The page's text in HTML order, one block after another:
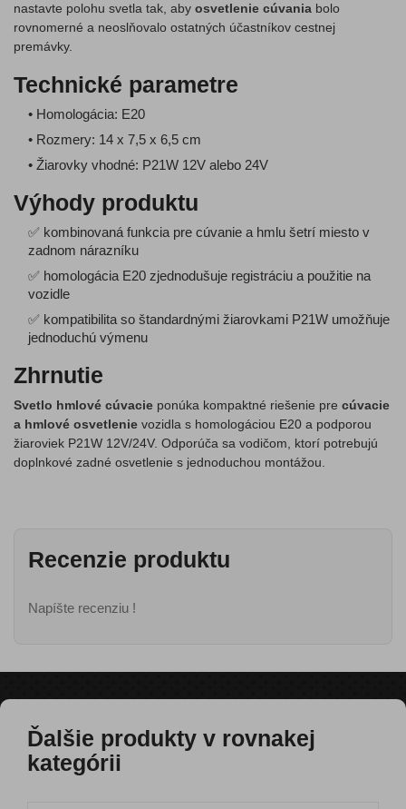
nastavte polohu svetla tak, aby osvetlenie cúvania bolo
rovnomerné a neoslňovalo ostatných účastníkov cestnej
premávky.
Technické parametre
• Homologácia: E20
• Rozmery: 14 x 7,5 x 6,5 cm
• Žiarovky vhodné: P21W 12V alebo 24V
Výhody produktu
✅ kombinovaná funkcia pre cúvanie a hmlu šetrí miesto v
zadnom nárazníku
✅ homologácia E20 zjednodušuje registráciu a použitie na
vozidle
✅ kompatibilita so štandardnými žiarovkami P21W umožňuje
jednoduchú výmenu
Zhrnutie
Svetlo hmlové cúvacie ponúka kompaktné riešenie pre cúvacie
a hmlové osvetlenie vozidla s homologáciou E20 a podporou
žiaroviek P21W 12V/24V. Odporúča sa vodičom, ktorí potrebujú
doplnkové zadné osvetlenie s jednoduchou montážou.
Recenzie produktu
Napíšte recenziu !
Ďalšie produkty v rovnakej
kategórii